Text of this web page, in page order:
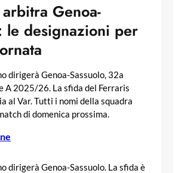
Genoa-
le designazioni per
dirigerà Genoa-Sassuolo, 32a
A 2025/26. La sfida del Ferraris
al Var. Tutti i nomi della squadra
di domenica prossima.
dirigerà Genoa-Sassuolo. La sfida è